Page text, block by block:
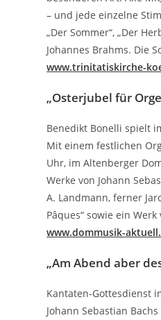
– und jede einzelne
„Der Sommer“, „Der
Johannes Brahms. Die
www.trinitatiskirche-
„Osterjubel für
Benedikt Bonelli spielt
Mit einem festlichen
Uhr, im Altenberger
Werke von Johann
A. Landmann, ferner
Pâques“ sowie ein
www.dommusik-
„Am Abend aber
Kantaten-Gottesdienst
Johann Sebastian